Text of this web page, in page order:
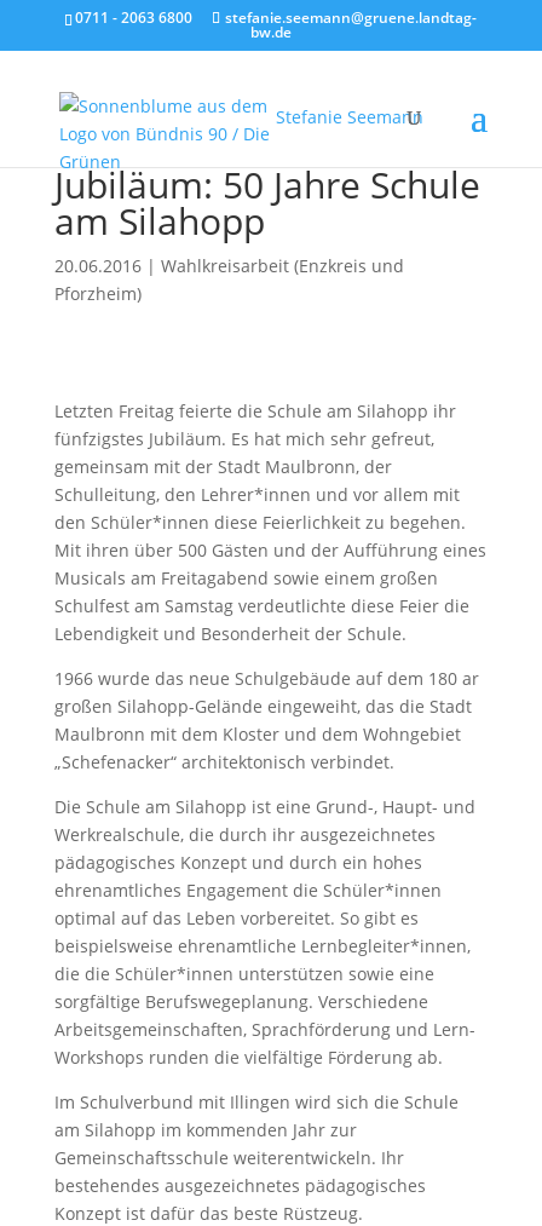
0711 - 2063 6800 stefanie.seemann@gruene.landtag-
bw.de
Stefanie Seemann
Jubiläum: 50 Jahre Schule
am Silahopp
20.06.2016| Wahlkreisarbeit (Enzkreis und
Pforzheim)
Letzten Freitag feierte die Schule am Silahopp ihr
fünfzigstes Jubiläum. Es hat mich sehr gefreut,
gemeinsam mit der Stadt Maulbronn, der
Schulleitung, den Lehrer*innen und vor allem mit
den Schüler*innen diese Feierlichkeit zu begehen.
Mit ihren über 500 Gästen und der Aufführung eines
Musicals am Freitagabend sowie einem großen
Schulfest am Samstag verdeutlichte diese Feier die
Lebendigkeit und Besonderheit der Schule.
1966 wurde das neue Schulgebäude auf dem 180 ar
großen Silahopp-Gelände eingeweiht, das die Stadt
Maulbronn mit dem Kloster und dem Wohngebiet
„Schefenacker“ architektonisch verbindet.
Die Schule am Silahopp ist eine Grund-, Haupt- und
Werkrealschule, die durch ihr ausgezeichnetes
pädagogisches Konzept und durch ein hohes
ehrenamtliches Engagement die Schüler*innen
optimal auf das Leben vorbereitet. So gibt es
beispielsweise ehrenamtliche Lernbegleiter*innen,
die die Schüler*innen unterstützen sowie eine
sorgfältige Berufswegeplanung. Verschiedene
Arbeitsgemeinschaften, Sprachförderung und Lern-
Workshops runden die vielfältige Förderung ab.
Im Schulverbund mit Illingen wird sich die Schule
am Silahopp im kommenden Jahr zur
Gemeinschaftsschule weiterentwickeln. Ihr
bestehendes ausgezeichnetes pädagogisches
Konzept ist dafür das beste Rüstzeug.